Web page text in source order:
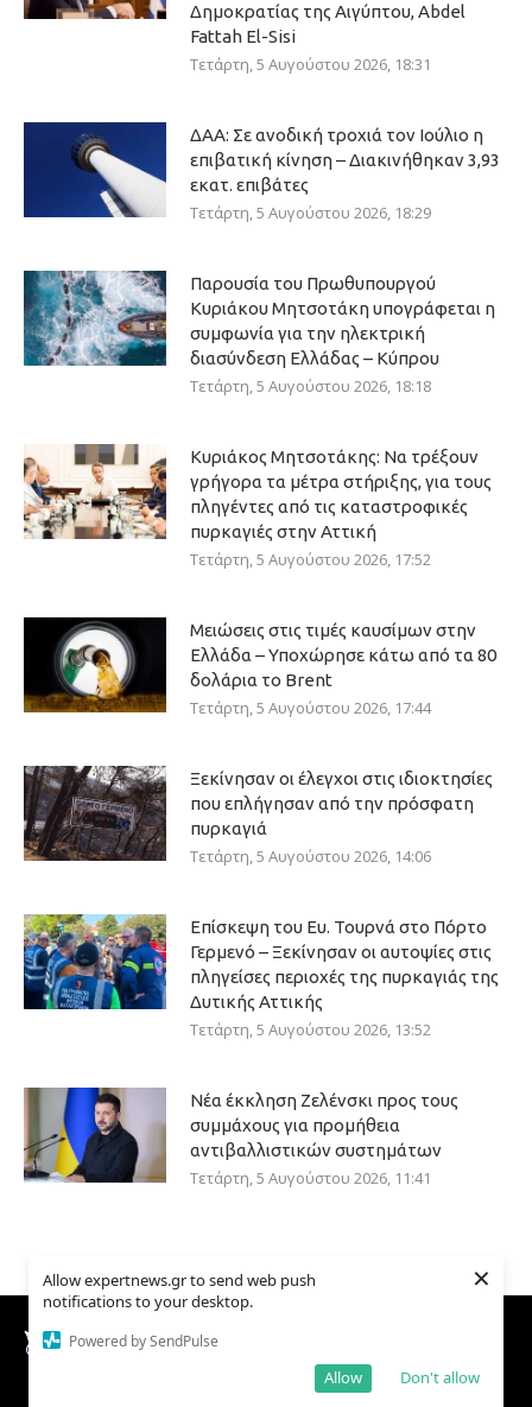
Allow expertnews.gr to send web push
notifications to your desktop.
Powered by SendPulse
Don't allow
Allow
×
Δημοκρατίας της Αιγύπτου, Abdel
Fattah El-Sisi
Τετάρτη, 5 Αυγούστου 2026, 18:31
ΔΑΑ: Σε ανοδική τροχιά τον Ιούλιο η
επιβατική κίνηση – Διακινήθηκαν 3,93
εκατ. επιβάτες
Τετάρτη, 5 Αυγούστου 2026, 18:29
Παρουσία του Πρωθυπουργού
Κυριάκου Μητσοτάκη υπογράφεται η
συμφωνία για την ηλεκτρική
διασύνδεση Ελλάδας – Κύπρου
Τετάρτη, 5 Αυγούστου 2026, 18:18
Κυριάκος Μητσοτάκης: Να τρέξουν
γρήγορα τα μέτρα στήριξης, για τους
πληγέντες από τις καταστροφικές
πυρκαγιές στην Αττική
Τετάρτη, 5 Αυγούστου 2026, 17:52
Μειώσεις στις τιμές καυσίμων στην
Ελλάδα – Υποχώρησε κάτω από τα 80
δολάρια το Brent
Τετάρτη, 5 Αυγούστου 2026, 17:44
Ξεκίνησαν οι έλεγχοι στις ιδιοκτησίες
που επλήγησαν από την πρόσφατη
πυρκαγιά
Τετάρτη, 5 Αυγούστου 2026, 14:06
Επίσκεψη του Ευ. Τουρνά στο Πόρτο
Γερμενό – Ξεκίνησαν οι αυτοψίες στις
πληγείσες περιοχές της πυρκαγιάς της
Δυτικής Αττικής
Τετάρτη, 5 Αυγούστου 2026, 13:52
Νέα έκκληση Ζελένσκι προς τους
συμμάχους για προμήθεια
αντιβαλλιστικών συστημάτων
Τετάρτη, 5 Αυγούστου 2026, 11:41